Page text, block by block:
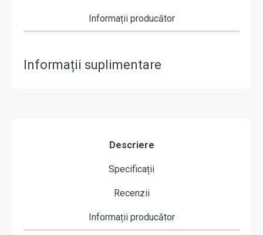
Informații producător
Informații suplimentare
Descriere
Specificații
Recenzii
Informații producător